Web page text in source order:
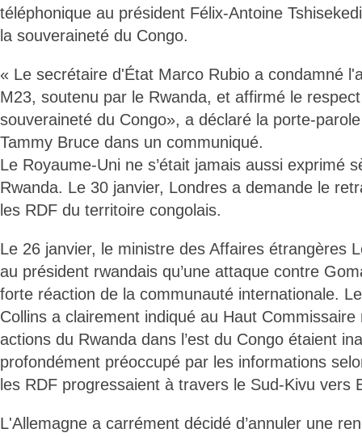
téléphonique au président Félix-Antoine
la souveraineté du Congo.
« Le secrétaire d'État Marco Rubio a condamné
M23, soutenu par le Rwanda, et affirmé le
souveraineté du Congo», a déclaré la porte-
Tammy Bruce dans un communiqué.
Le Royaume-Uni ne s’était jamais aussi exprimé
Rwanda. Le 30 janvier, Londres a demande le
les RDF du territoire congolais.
Le 26 janvier, le ministre des Affaires étrangères
au président rwandais qu’une attaque contre
forte réaction de la communauté internationale.
Collins a clairement indiqué au Haut Commissaire
actions du Rwanda dans l’est du Congo étaient
profondément préoccupé par les informations
les RDF progressaient à travers le Sud-Kivu vers
L'Allemagne a carrément décidé d’annuler une